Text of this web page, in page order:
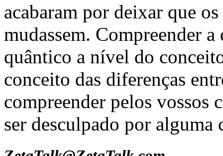
acabaram por deixar que
mudassem. Compreender
quântico a nível do
conceito das diferenças
compreender pelos vossos
ser desculpado por alguma